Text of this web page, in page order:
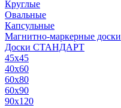
Круглые
Овальные
Капсульные
Магнитно-маркерные доски
Доски СТАНДАРТ
45x45
40x60
60x80
60x90
90x120